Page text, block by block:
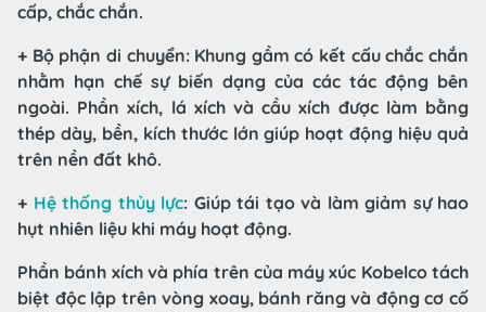
cấp, chắc chắn.
+ Bộ phận di chuyển: Khung gầm có kết cấu chắc chắn
nhằm hạn chế sự biến dạng của các tác động bên
ngoài. Phần xích, lá xích và cầu xích được làm bằng
thép dày, bền, kích thước lớn giúp hoạt động hiệu quả
trên nền đất khô.
+ Hệ thống thủy lực: Giúp tái tạo và làm giảm sự hao
hụt nhiên liệu khi máy hoạt động.
Phần bánh xích và phía trên của máy xúc Kobelco tách
biệt độc lập trên vòng xoay, bánh răng và động cơ cố